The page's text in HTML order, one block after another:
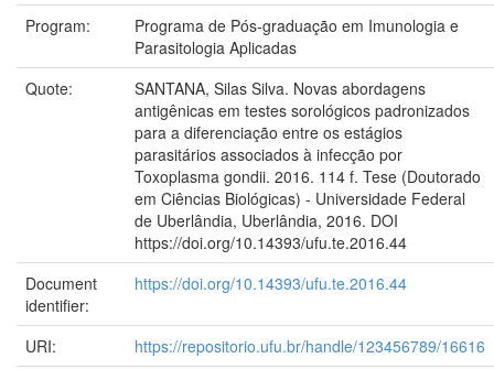
Program:
Programa de Pós-graduação em Imunologia e
Parasitologia Aplicadas
Quote:
SANTANA, Silas Silva. Novas abordagens
antigênicas em testes sorológicos padronizados
para a diferenciação entre os estágios
parasitários associados à infecção por
Toxoplasma gondii. 2016. 114 f. Tese (Doutorado
em Ciências Biológicas) - Universidade Federal
de Uberlândia, Uberlândia, 2016. DOI
https://doi.org/10.14393/ufu.te.2016.44
Document
identifier:
https://doi.org/10.14393/ufu.te.2016.44
URI:
https://repositorio.ufu.br/handle/123456789/16616